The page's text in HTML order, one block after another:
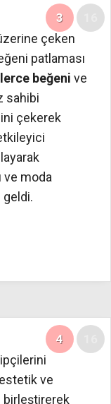
3
çeken
patlaması
beğeni ve
sahibi
çekerek
ve moda
geldi.
4
ve